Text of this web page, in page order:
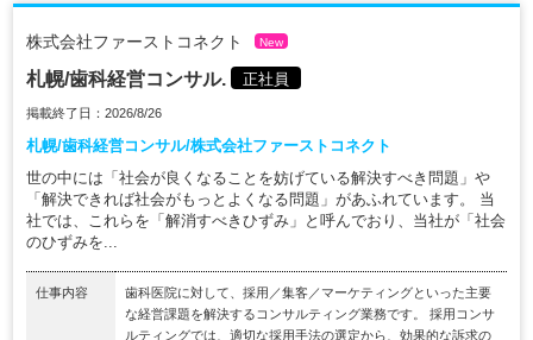
株式会社ファーストコネクト New
札幌/歯科経営コンサル. 正社員
掲載終了日：2026/8/26
札幌/歯科経営コンサル/株式会社ファーストコネクト
世の中には「社会が良くなることを妨げている解決すべき問題」や
「解決できれば社会がもっとよくなる問題」があふれています。 当
社では、これらを「解消すべきひずみ」と呼んでおり、当社が「社会
のひずみを...
仕事内容
歯科医院に対して、採用／集客／マーケティングといった主要
な経営課題を解決するコンサルティング業務です。 採用コンサ
ルティングでは、適切な採用手法の選定から、効果的な訴求の